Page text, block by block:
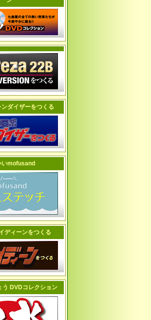
ダイザーをつくる
いmofusand
ディーンをつくる
う DVDコレクション